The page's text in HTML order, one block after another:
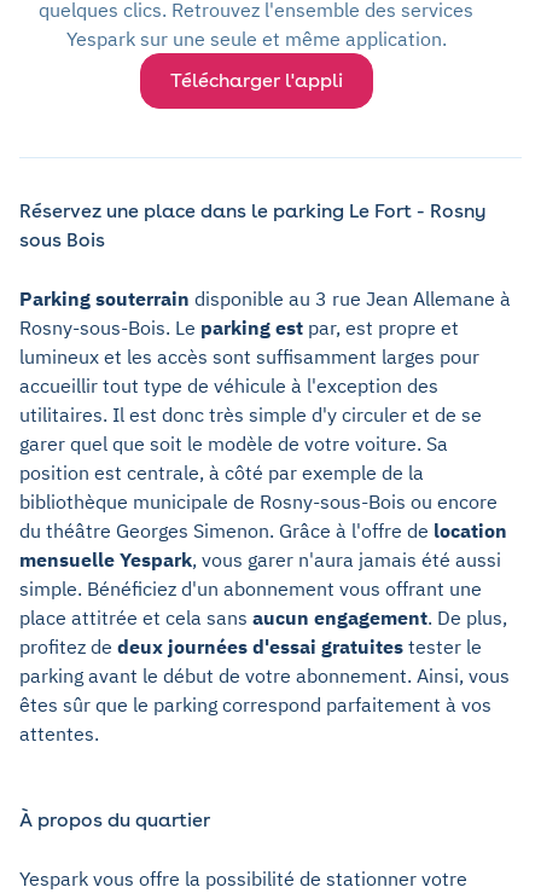
quelques clics. Retrouvez l'ensemble des services
Yespark sur une seule et même application.
Télécharger l'appli
Réservez une place dans le parking Le Fort - Rosny
sous Bois
Parking souterrain disponible au 3 rue Jean Allemane à
Rosny-sous-Bois. Le parking est par, est propre et
lumineux et les accès sont suffisamment larges pour
accueillir tout type de véhicule à l'exception des
utilitaires. Il est donc très simple d'y circuler et de se
garer quel que soit le modèle de votre voiture. Sa
position est centrale, à côté par exemple de la
bibliothèque municipale de Rosny-sous-Bois ou encore
du théâtre Georges Simenon. Grâce à l'offre de location
mensuelle Yespark, vous garer n'aura jamais été aussi
simple. Bénéficiez d'un abonnement vous offrant une
place attitrée et cela sans aucun engagement. De plus,
profitez de deux journées d'essai gratuites tester le
parking avant le début de votre abonnement. Ainsi, vous
êtes sûr que le parking correspond parfaitement à vos
attentes.
À propos du quartier
Yespark vous offre la possibilité de stationner votre